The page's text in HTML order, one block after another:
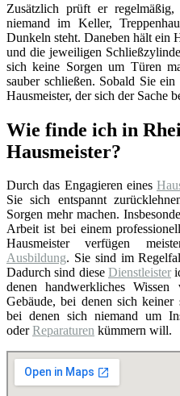
Zusätzlich prüft er
niemand im Keller,
Dunkeln steht. Daneben hält ein
und die jeweiligen
sich keine Sorgen um Türen
sauber schließen. Sobald Sie
Hausmeister, der sich der Sache
Wie finde ich in
Hausmeister?
Durch das Engagieren eines
Sie sich entspannt
Sorgen mehr machen.
Arbeit ist bei einem
Hausmeister verfügen
Ausbildung. Sie sind im
Dadurch sind diese Dienstleister
denen handwerkliches
Gebäude, bei denen sich
bei denen sich niemand um
oderReparaturen kümmern will.